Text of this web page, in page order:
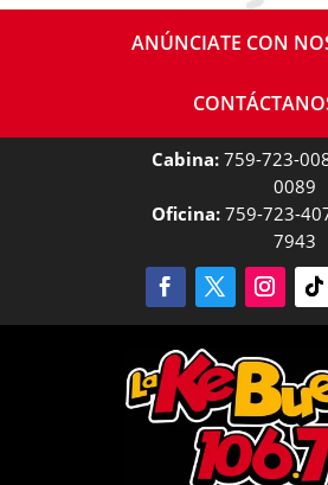
ANÚNCIATE CON
Cabina: 759-723-
0089
Oficina:759-723-
7943